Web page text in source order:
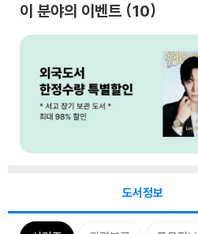
이 분야의 이벤트 10
도서정보